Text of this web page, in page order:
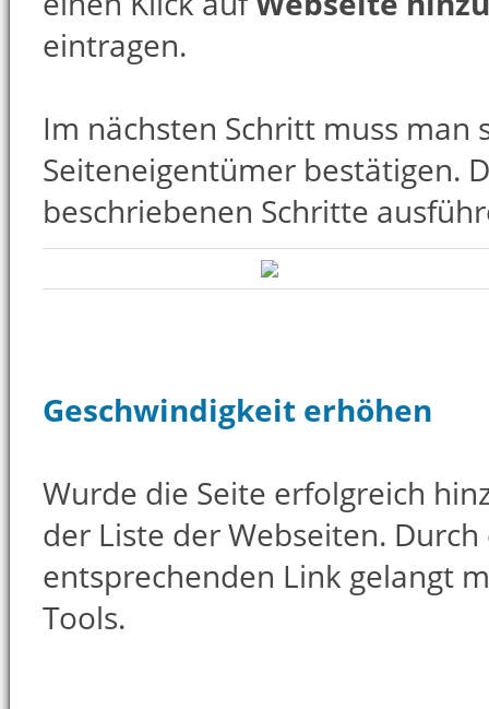
eintragen.
Im nächsten Schritt muss man
Seiteneigentümer bestätigen.
beschriebenen Schritte
Geschwindigkeit erhöhen
Wurde die Seite erfolgreich
der Liste der Webseiten.
entsprechenden Link gelangt
Tools.